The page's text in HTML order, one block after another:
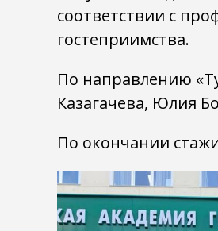
соответствии с
гостеприимства.
По направлению
Казагачева, Юлия
По окончании